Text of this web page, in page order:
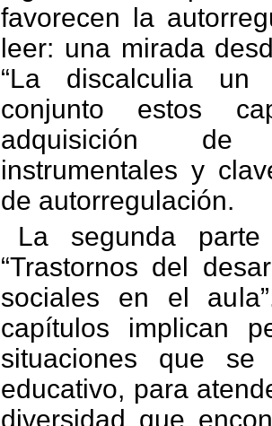
favorecen la
leer: una mirada
“La discalculia un
conjunto estos
adquisición de
instrumentales y
de autorregulación.
La segunda
“Trastornos del
sociales en el
capítulos implican
situaciones que
educativo, para
diversidad que